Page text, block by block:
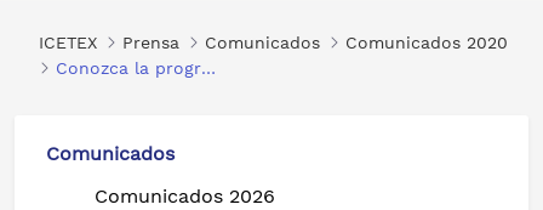
ICETEX Prensa Comunicados
Comunicados 2020
Conozca la programación de giros de sostenimiento para los más de 53.000 usuarios de los principales Fondos administrados por ICETEX
Comunicados
Comunicados 2026